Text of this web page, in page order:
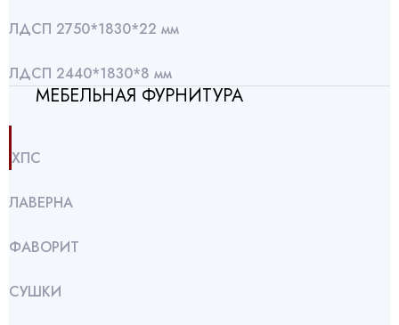
ЛДСП 2750*1830*22 мм
ЛДСП 2440*1830*8 мм
МЕБЕЛЬНАЯ ФУРНИТУРА
ХПС
ЛАВЕРНА
ФАВОРИТ
СУШКИ